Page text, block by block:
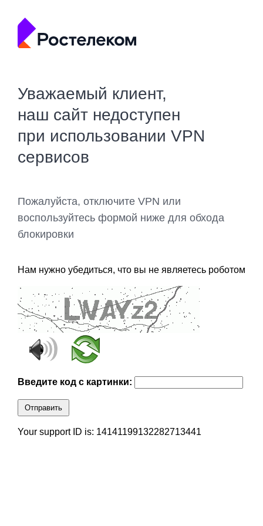
Уважаемый клиент,
наш сайт недоступен
при использовании VPN
сервисов
Пожалуйста, отключите VPN или
воспользуйтесь формой ниже для обхода
блокировки
Нам нужно убедиться, что вы не являетесь роботом
Введите код с картинки:
Отправить
Your support ID is: 14141199132282713441